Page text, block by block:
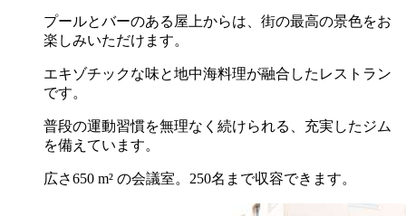
プールとバーのある屋上からは、街の最高の景色をお
楽しみいただけます。
エキゾチックな味と地中海料理が融合したレストラン
です。
普段の運動習慣を無理なく続けられる、充実したジム
を備えています。
広さ650 m² の会議室。250名まで収容できます。